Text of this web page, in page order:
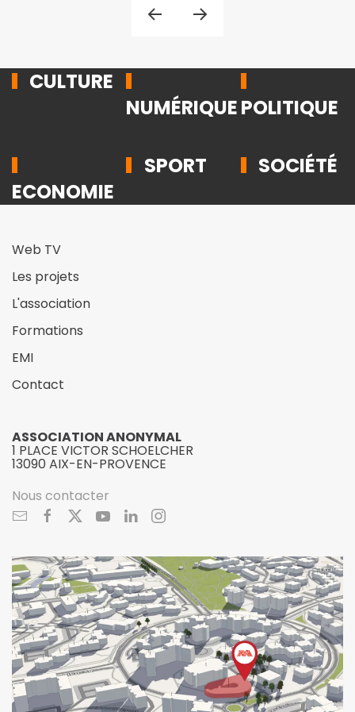
CULTURE
NUMÉRIQUEPOLITIQUE
ECONOMIE
SPORT SOCIÉTÉ
Web TV
Les projets
L'association
Formations
EMI
Contact
ASSOCIATION ANONYMAL
1 PLACE VICTOR SCHOELCHER
13090 AIX-EN-PROVENCE
Nous contacter